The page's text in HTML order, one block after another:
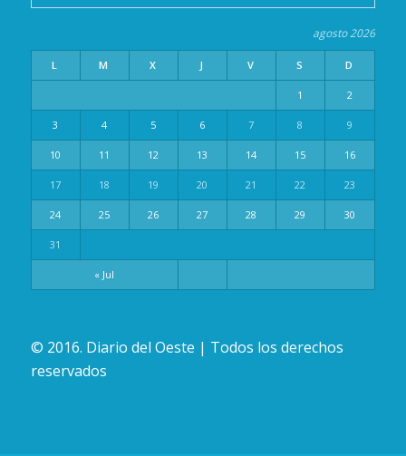
agosto 2026
L M X J V S D
« Jul
1 2
3 4 5 6 7 8 9
10 11 12 13 14 15 16
17 18 19 20 21 22 23
24 25 26 27 28 29 30
31
© 2016. Diario del Oeste | Todos los derechos
reservados